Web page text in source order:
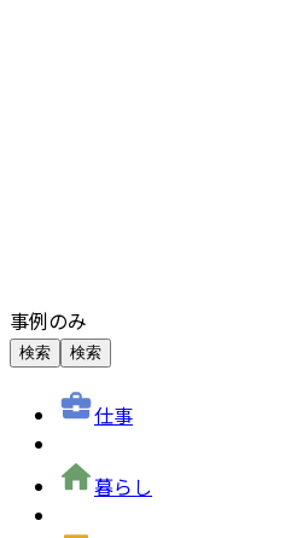
事例のみ
検索 検索
仕事
暮らし